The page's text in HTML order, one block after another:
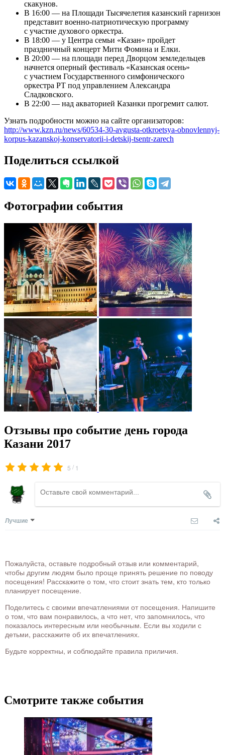
скакунов.
В 16:00 — на Площади Тысячелетия казанский гарнизон
представит военно-патриотическую программу
с участие духового оркестра.
В 18:00 — у Центра семьи «Казан» пройдет
праздничный концерт Мити Фомина и Елки.
В 20:00 — на площади перед Дворцом земледельцев
начнется оперный фестиваль «Казанская осень»
с участием Государственного симфонического
оркестра РТ под управлением Александра
Сладковского.
В 22:00 — над акваторией Казанки прогремит салют.
Узнать подробности можно на сайте организаторов:
http://www.kzn.ru/news/60534-30-avgusta-otkroetsya-obnovlennyj-
korpus-kazanskoj-konservatorii-i-detskij-tsentr-zarech
Поделиться ссылкой
Фотографии события
Отзывы про событие день города
Казани 2017
5 / 1
Лучшие
Пожалуйста, оставьте подробный отзыв или комментарий,
чтобы другим людям было проще принять решение по поводу
посещения! Расскажите о том, что стоит знать тем, кто только
планирует посещение.
Поделитесь с своими впечатлениями от посещения. Напишите
о том, что вам понравилось, а что нет, что запомнилось, что
показалось интересным или необычным. Если вы ходили с
детьми, расскажите об их впечатлениях.
Будьте корректны, и соблюдайте правила приличия.
Смотрите также события